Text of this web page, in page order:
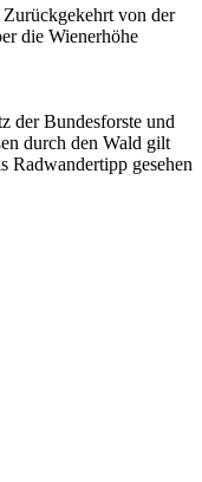
von der
die Wienerhöhe
der Bundesforste und
durch den Wald gilt
Radwandertipp gesehen